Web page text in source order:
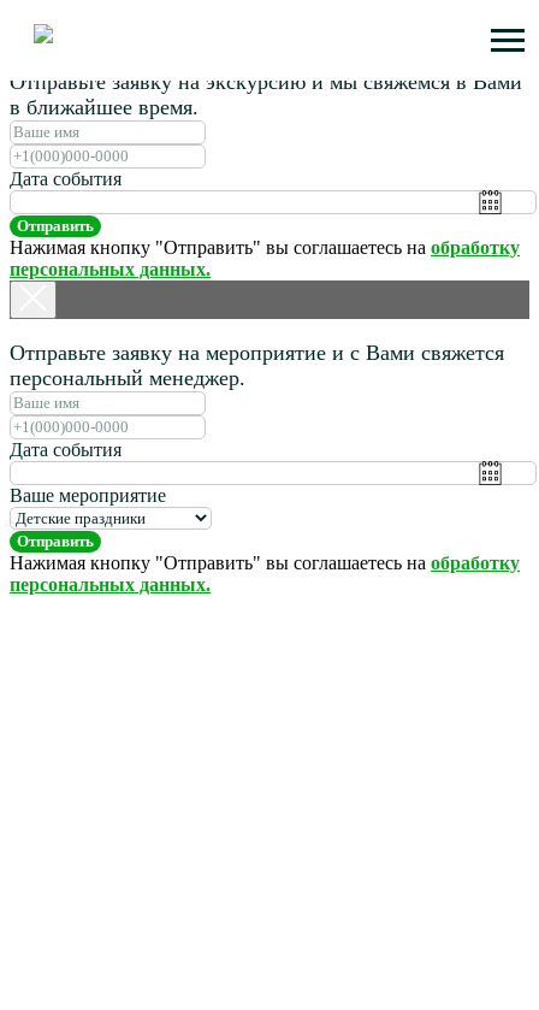
Отправьте заявку на экскурсию и мы свяжемся в Вами
в ближайшее время.
Дата события
Отправить
Нажимая кнопку "Отправить" вы соглашаетесь на обработку
персональных данных.
Отправьте заявку на мероприятие и с Вами свяжется
персональный менеджер.
Дата события
Ваше мероприятие
Отправить
Нажимая кнопку "Отправить" вы соглашаетесь на обработку
персональных данных.